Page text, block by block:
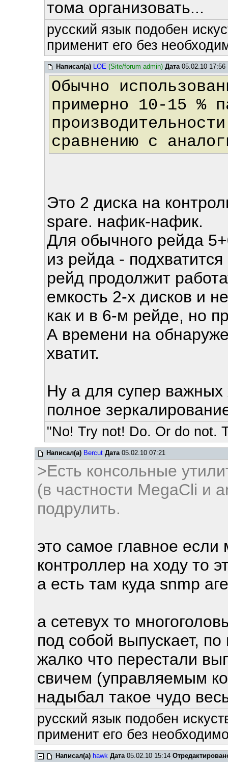
тома организовать...
русский язык подобен
применит его без
Написал(а) LOE (Site/forum admin) Дата05.02.10 17:56
Обычно
примерно 10-15 %
сравнению с
Это 2 диска на
spare. нафик-нафик.
Для обычного рейда
из рейда -
рейд продолжит
емкость 2-х дисков и
как и в 6-м рейде, но
А времени на
хватит.
Ну а для супер
полное
"No! Try not! Do. Or do not.
Написал(а) Bercut Дата05.02.10 07:21
>Есть консольные
(в частности MegaCli и
подрулить.
это самое главное
контроллер на ходу то
а есть там куда snmp
а сетевух то
под собой выпускает,
жалко что перестали
свичем (управляемым
надыбал такое чудо
русский язык подобен
применит его без
Написал(а) hawk Дата05.02.10 15:14